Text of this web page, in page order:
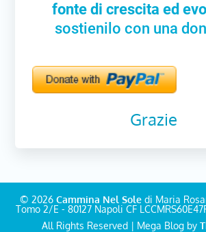
fonte di crescita ed
sostienilo con una
Grazie
© 2026 Cammina Nel Soledi Maria
Tomo 2/E - 80127 Napoli CF
All Rights Reserved | Mega Blog by